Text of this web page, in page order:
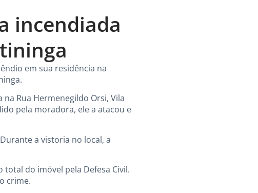
incendiada
em sua residência na
Rua Hermenegildo Orsi, Vila
pela moradora, ele a atacou e
a vistoria no local, a
do imóvel pela Defesa Civil.
crime.